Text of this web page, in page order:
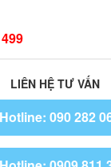
LIÊN HỆ TƯ VẤN
Hotline: 090 282